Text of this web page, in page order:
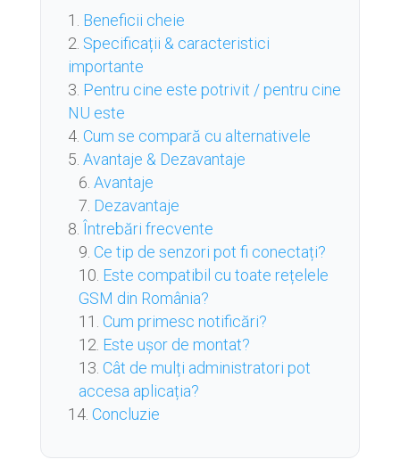
Beneficii cheie
Specificații & caracteristici
importante
Pentru cine este potrivit / pentru cine
NU este
Cum se compară cu alternativele
Avantaje & Dezavantaje
Avantaje
Dezavantaje
Întrebări frecvente
Ce tip de senzori pot fi conectați?
Este compatibil cu toate rețelele
GSM din România?
Cum primesc notificări?
Este ușor de montat?
Cât de mulți administratori pot
accesa aplicația?
Concluzie